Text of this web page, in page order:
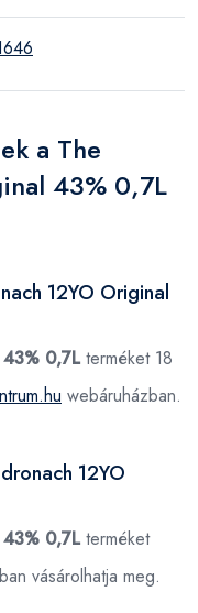
a The
43% 0,7L
12YO Original
0,7Lterméket 18
webáruházban.
12YO
0,7Lterméket
vásárolhatja meg.